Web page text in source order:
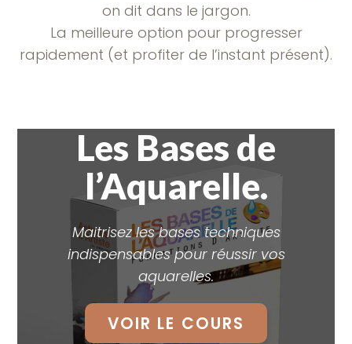
on dit dans le jargon.
La meilleure option pour progresser
rapidement (et profiter de l’instant présent).
Les Bases de
l’Aquarelle.
Maitrisez les bases techniques
indispensables pour réussir vos
aquarelles.
VOIR LE COURS